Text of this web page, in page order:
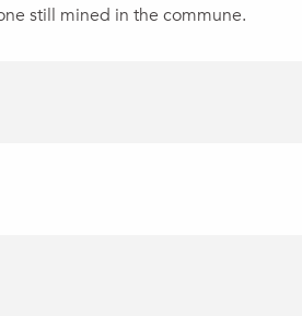
still mined in the commune.